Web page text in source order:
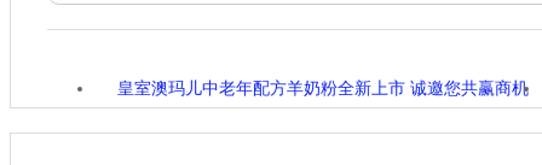
皇室澳玛儿中老年配方羊奶粉全新上市 诚邀您共赢商机